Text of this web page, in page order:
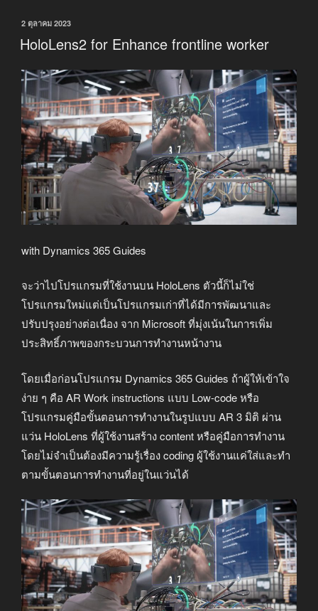
เขียน
ที่
2 ตุลาคม 2023
HoloLens2 for Enhance frontline worker
with Dynamics 365 Guides
จะว่าไปโปรแกรมที่ใช้งานบน HoloLens ตัวนี้ก็ไม่ใช่
โปรแกรมใหม่แต่เป็นโปรแกรมเก่าที่ได้มีการพัฒนาและ
ปรับปรุงอย่างต่อเนื่อง จาก Microsoft ที่มุ่งเน้นในการเพิ่ม
ประสิทธิ์ภาพของกระบวนการทำงานหน้างาน
โดยเมื่อก่อนโปรแกรม Dynamics 365 Guides ถ้าผู้ให้เข้าใจ
ง่าย ๆ คือ AR Work instructions แบบ Low-code หรือ
โปรแกรมคู่มือขั้นตอนการทำงานในรูปแบบ AR 3 มิติ ผ่าน
แว่น HoloLens ที่ผู้ใช้งานสร้าง content หรือคู่มือการทำงาน
โดยไม่จำเป็นต้องมีความรู้เรื่อง coding ผู้ใช้งานแค่ใส่และทำ
ตามขั้นตอนการทำงานที่อยู่ในแว่นได้